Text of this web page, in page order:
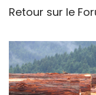
Retour sur le